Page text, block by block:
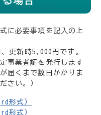
に必要事項を記入の上
更新時5,000円です。
事業者証を発行します
届くまで数日かかりま
さい。）
形式）
形式）